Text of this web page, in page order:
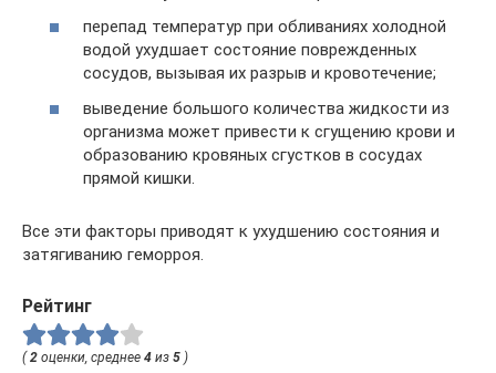
перепад температур при обливаниях холодной
водой ухудшает состояние поврежденных
сосудов, вызывая их разрыв и кровотечение;
выведение большого количества жидкости из
организма может привести к сгущению крови и
образованию кровяных сгустков в сосудах
прямой кишки.
Все эти факторы приводят к ухудшению состояния и
затягиванию геморроя.
Рейтинг
( 2 оценки, среднее 4 из 5 )